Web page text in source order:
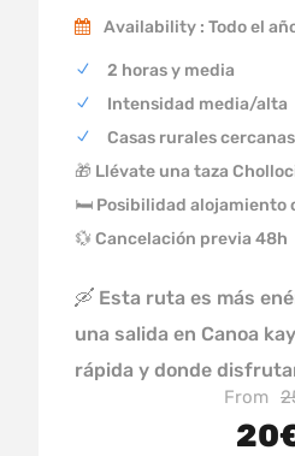
Availability : Todo el
2 horas y media
Intensidad media/alta
Casas rurales cercanas
🎁 Llévate una taza
🛏 Posibilidad alojamiento
💱 Cancelación previa 48h
🛶 Esta ruta es más
una salida en Canoa
rápida y donde
From